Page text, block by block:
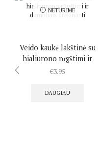
NETURIME
Veido kaukė lakštinė su
hialiurono rūgštimi ir
dumbliais drėkinanti
€3.95
DAUGIAU